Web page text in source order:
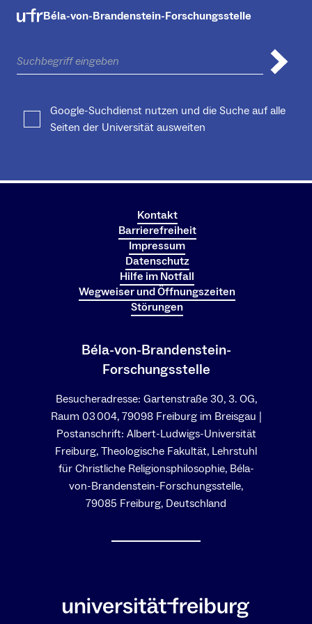
Béla-von-Brandenstein-Forschungsstelle
Google-Suchdienst nutzen und die Suche auf alle
Seiten der Universität ausweiten
Kontakt
Barrierefreiheit
Impressum
Datenschutz
Hilfe im Notfall
Wegweiser und Öffnungszeiten
Störungen
Béla-von-Brandenstein-
Forschungsstelle
Besucheradresse: Gartenstraße 30, 3. OG,
Raum 03 004, 79098 Freiburg im Breisgau |
Postanschrift: Albert-Ludwigs-Universität
Freiburg, Theologische Fakultät, Lehrstuhl
für Christliche Religionsphilosophie, Béla-
von-Brandenstein-Forschungsstelle,
79085 Freiburg, Deutschland